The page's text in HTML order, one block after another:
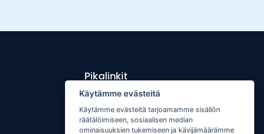
Pikalinkit
Lähetä uutisvinkki
Kopiointiohje
Mediakortti
Käytämme evästeitä
Käytämme evästeitä tarjoamamme sisällön
räätälöimiseen, sosiaalisen median
ominaisuuksien tukemiseen ja kävijämäärämme